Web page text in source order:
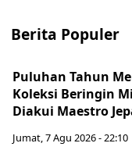
Berita Populer
Puluhan Tahun
Koleksi Beringin
Diakui Maestro
Jumat, 7 Agu 2026 - 22:10